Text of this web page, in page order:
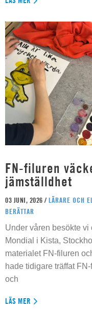
FN-filuren
jämställdhet
03 JUNI, 2026 / LÄRARE OCH
BERÄTTAR
Under våren besökte
Mondial i Kista,
materialet FN-filuren
hade tidigare träffat
och
LÄS MER